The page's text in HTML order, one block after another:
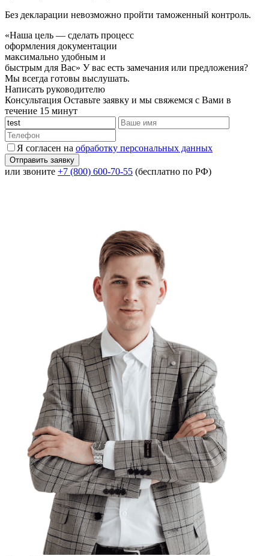
Без декларации невозможно пройти таможенный контроль.
«Наша цель — сделать процесс
оформления документации
максимально удобным и
быстрым для Вас» У вас есть замечания или предложения?
Мы всегда готовы выслушать.
Написать руководителю
Консультация Оставьте заявку и мы свяжемся с Вами в
течение 15 минут
Я согласен на обработку персональных данных
или звоните +7 (800) 600-70-55 (бесплатно по РФ)